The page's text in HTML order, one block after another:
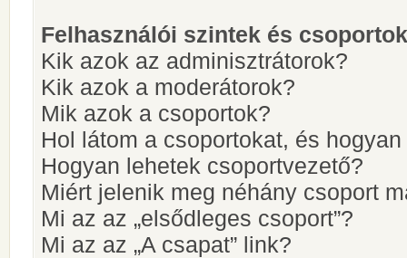
Felhasználói szintek és csoportok
Kik azok az adminisztrátorok?
Kik azok a moderátorok?
Mik azok a csoportok?
Hol látom a csoportokat, és
Hogyan lehetek csoportvezető?
Miért jelenik meg néhány csoport
Mi az az „elsődleges csoport”?
Mi az az „A csapat” link?